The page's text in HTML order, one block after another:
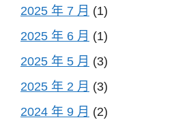
2025 年 7 月 (1)
2025 年 6 月 (1)
2025 年 5 月 (3)
2025 年 2 月 (3)
2024 年 9 月 (2)